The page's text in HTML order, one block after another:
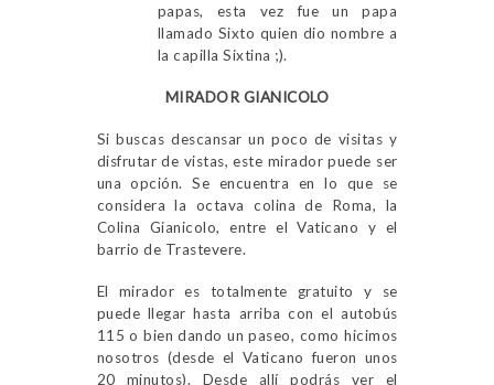
papas, esta vez fue un papa
llamado Sixto quien dio nombre a
la capilla Sixtina ;).
MIRADOR GIANICOLO
Si buscas descansar un poco de visitas y
disfrutar de vistas, este mirador puede ser
una opción. Se encuentra en lo que se
considera la octava colina de Roma, la
Colina Gianicolo, entre el Vaticano y el
barrio de Trastevere.
El mirador es totalmente gratuito y se
puede llegar hasta arriba con el autobús
115 o bien dando un paseo, como hicimos
nosotros (desde el Vaticano fueron unos
20 minutos). Desde allí podrás ver el